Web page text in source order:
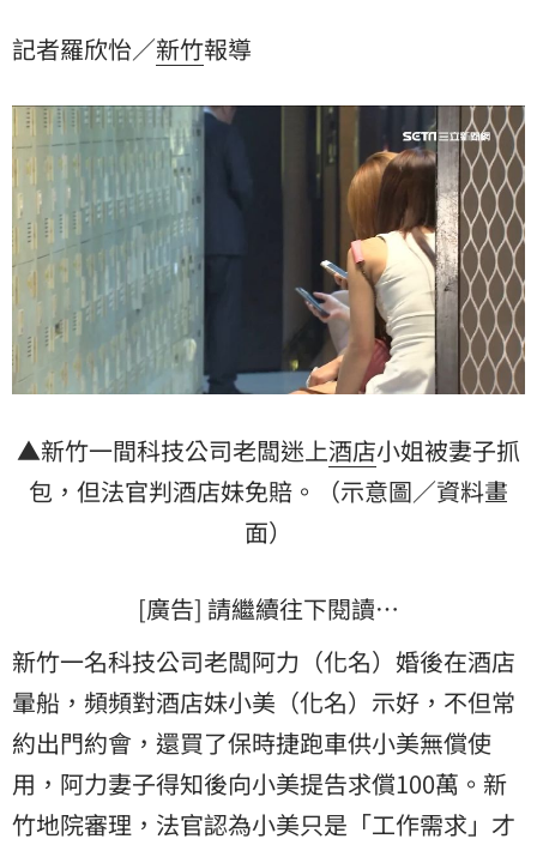
記者羅欣怡／新竹報導
▲新竹一間科技公司老闆迷上酒店小姐被妻子抓
包，但法官判酒店妹免賠。（示意圖／資料畫
面）
[廣告] 請繼續往下閱讀…
新竹一名科技公司老闆阿力（化名）婚後在酒店
暈船，頻頻對酒店妹小美（化名）示好，不但常
約出門約會，還買了保時捷跑車供小美無償使
用，阿力妻子得知後向小美提告求償100萬。新
竹地院審理，法官認為小美只是「工作需求」才